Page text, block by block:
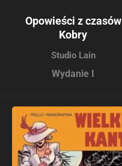
Opowieści z czasów
Kobry
Studio Lain
Wydanie I